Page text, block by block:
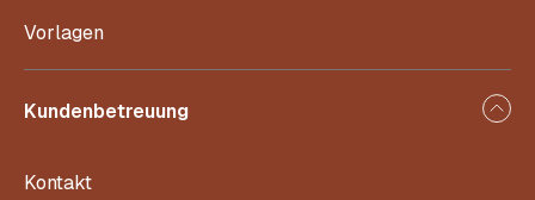
Vorlagen
Kundenbetreuung
Kontakt